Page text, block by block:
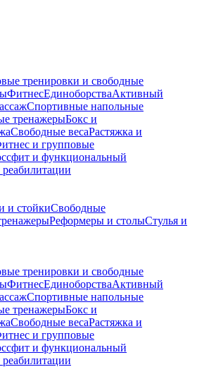
тренировки и свободные
ФитнесЕдиноборстваАктивный
Спортивные напольные
тренажерыБокс и
Свободные весаРастяжка и
и групповые
и функциональный
и стойкиСвободные
Реформеры и столыСтулья и
тренировки и свободные
ФитнесЕдиноборстваАктивный
Спортивные напольные
тренажерыБокс и
Свободные весаРастяжка и
и групповые
и функциональный